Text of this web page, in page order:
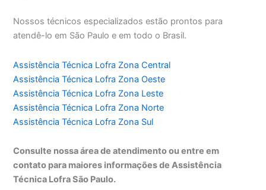
Nossos técnicos especializados estão prontos para
atendê-lo em São Paulo e em todo o Brasil.
Assistência Técnica Lofra Zona Central
Assistência Técnica Lofra Zona Oeste
Assistência Técnica Lofra Zona Leste
Assistência Técnica Lofra Zona Norte
Assistência Técnica Lofra Zona Sul
Consulte nossa área de atendimento ou entre em
contato para maiores informações de Assistência
Técnica Lofra São Paulo.